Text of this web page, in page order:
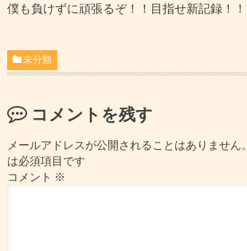
僕も負けずに頑張るぞ！！目指せ新記録！！
未分類
コメントを残す
メールアドレスが公開されることはありません。
は必須項目です
コメント ※